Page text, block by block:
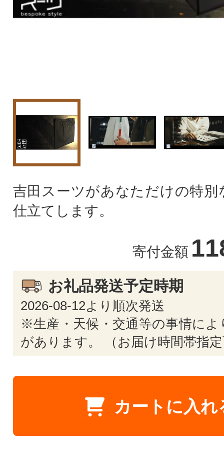
吉田スーツがあなただけの特別
仕立てします。
寄付金額
お礼品発送予定時期
2026-08-12より順次発送
※生産・天候・交通等の事情によ
があります。 （お届け時間帯指
カートに入れ